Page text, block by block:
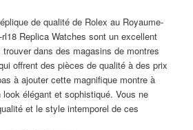
de qualité de Rolex au Royaume-
Replica Watches sont un excellent
dans des magasins de montres
offrent des pièces de qualité à des prix
à ajouter cette magnifique montre à
élégant et sophistiqué. Vous ne
et le style intemporel de ces